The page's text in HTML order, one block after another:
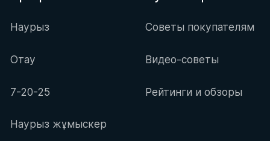
Наурыз
Отау
7-20-25
Наурыз жұмыскер
Советы покупателям
Видео-советы
Рейтинги и обзоры